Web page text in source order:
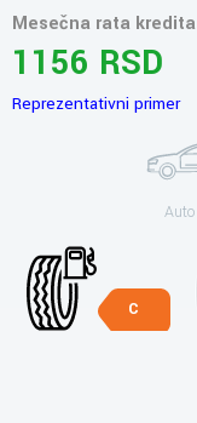
Mesečna rata
1156 RSD
Reprezentativni primer
C